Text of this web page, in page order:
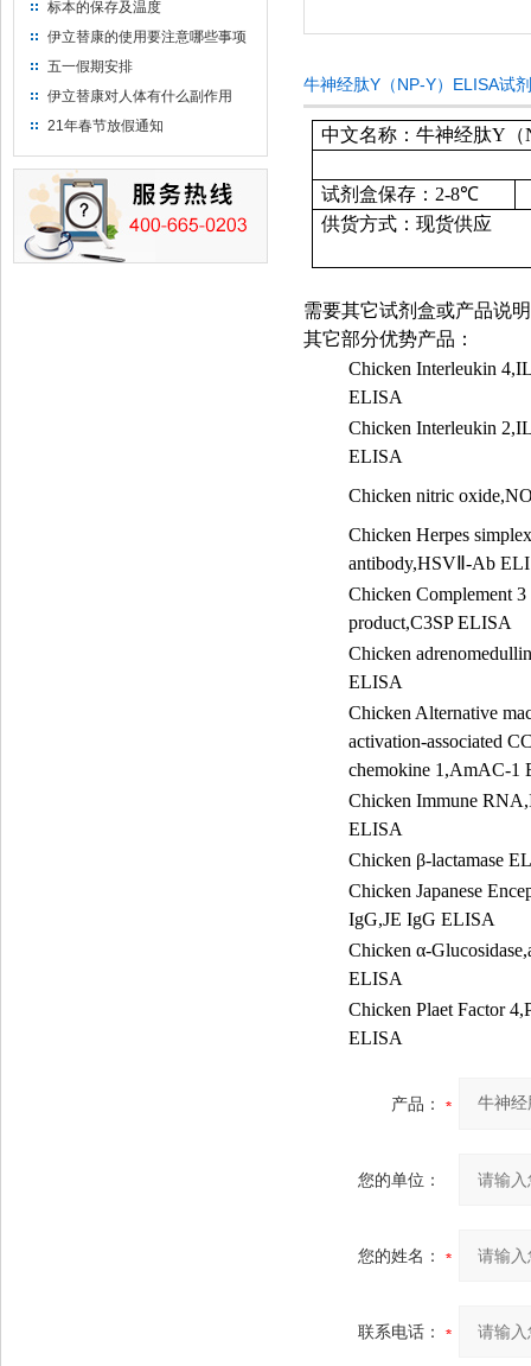
标本的保存及温度
伊立替康的使用要注意哪些事项
五一假期安排
伊立替康对人体有什么副作用
21年春节放假通知
牛神经肽Y（NP-Y）ELISA试
中文名称：牛神经肽Y
试剂盒保存： 2-8℃
供货方式：现货供应
需要其它试剂盒或产品说
其它部分优势产品：
Chicken Interleukin
ELISA
Chicken Interleukin
ELISA
Chicken nitric
Chicken Herpes
antibody,HSV -Ab
Chicken Complement 3
product,C3SP ELISA
Chicken
ELISA
Chicken Alternative
activation-associated
chemokine 1,AmAC-1
Chicken Immune
ELISA
Chicken β-lactamase
Chicken Japanese
IgG,JE IgG ELISA
Chicken α-
ELISA
Chicken Plaet Factor
ELISA
产品：
您的单位：
您的姓名：
联系电话：